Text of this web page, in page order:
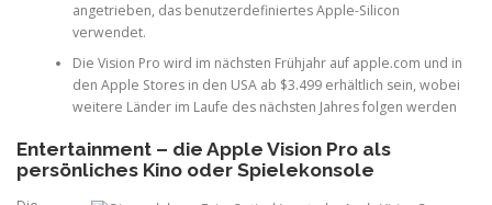
angetrieben, das benutzerdefiniertes Apple-Silicon
verwendet.
Die Vision Pro wird im nächsten Frühjahr auf apple.com und in
den Apple Stores in den USA ab $3.499 erhältlich sein, wobei
weitere Länder im Laufe des nächsten Jahres folgen werden
Entertainment – die Apple Vision Pro als
persönliches Kino oder Spielekonsole